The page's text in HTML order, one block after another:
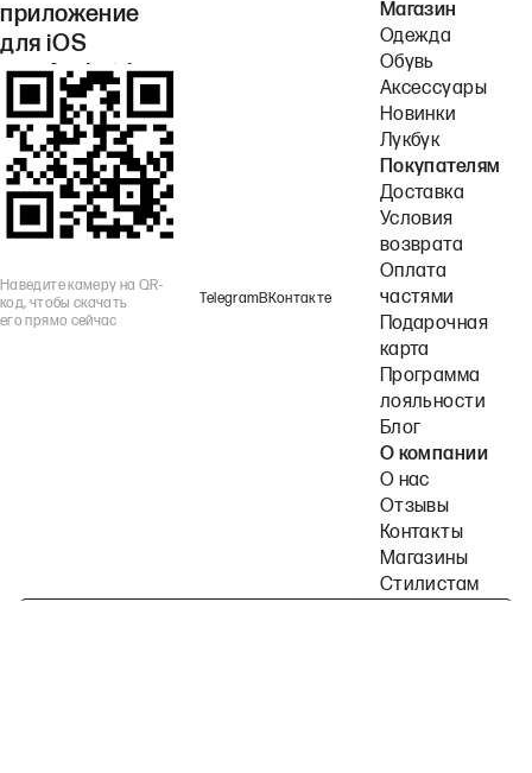
приложение
для iOS
или Android.
Наведите камеру на QR-
код, чтобы скачать
его прямо сейчас
TelegramВКонтакте
Магазин
Одежда
Обувь
Аксессуары
Новинки
Лукбук
Покупателям
Доставка
Условия
возврата
Оплата
частями
Подарочная
карта
Программа
лояльности
Блог
О компании
О нас
Отзывы
Контакты
Магазины
Стилистам